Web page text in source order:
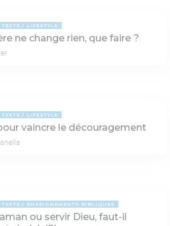
LIFESTYLE
ne change rien, que faire ?
LIFESTYLE
vaincre le découragement
ENSEIGNEMENTS BIBLIQUES
ou servir Dieu, faut-il